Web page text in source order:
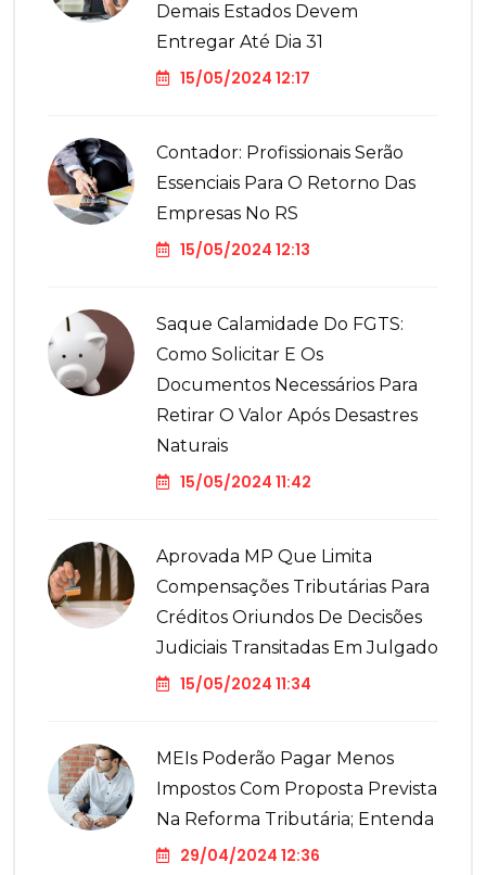
Demais Estados Devem
Entregar Até Dia 31
15/05/2024 12:17
Contador: Profissionais Serão
Essenciais Para O Retorno Das
Empresas No RS
15/05/2024 12:13
Saque Calamidade Do FGTS:
Como Solicitar E Os
Documentos Necessários Para
Retirar O Valor Após Desastres
Naturais
15/05/2024 11:42
Aprovada MP Que Limita
Compensações Tributárias Para
Créditos Oriundos De Decisões
Judiciais Transitadas Em Julgado
15/05/2024 11:34
MEIs Poderão Pagar Menos
Impostos Com Proposta Prevista
Na Reforma Tributária; Entenda
29/04/2024 12:36